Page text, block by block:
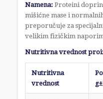
Namena: Proteini
mišićne mase i
preporučuje za
velikim fizičkim
Nutritivna vrednost
Nutritivna
vrednost